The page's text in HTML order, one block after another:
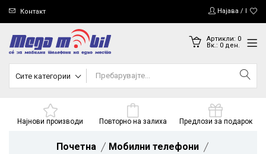
Контакт Најава /
Артикли: 0
Вк.: 0ден.
Сите категории
Најнови производи Повторно на залиха Предлози за подарок
Почетна
Мобилни телефони